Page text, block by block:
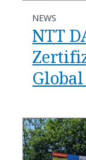
NEWS
NTT